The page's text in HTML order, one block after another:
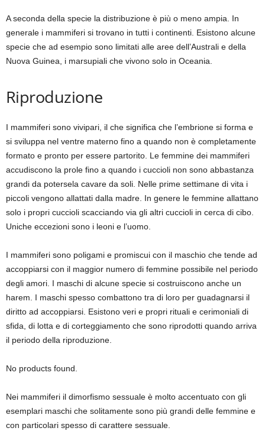
A seconda della specie la distribuzione è più o meno ampia. In
generale i mammiferi si trovano in tutti i continenti. Esistono alcune
specie che ad esempio sono limitati alle aree dell’Australi e della
Nuova Guinea, i marsupiali che vivono solo in Oceania.
Riproduzione
I mammiferi sono vivipari, il che significa che l’embrione si forma e
si sviluppa nel ventre materno fino a quando non è completamente
formato e pronto per essere partorito. Le femmine dei mammiferi
accudiscono la prole fino a quando i cuccioli non sono abbastanza
grandi da potersela cavare da soli. Nelle prime settimane di vita i
piccoli vengono allattati dalla madre. In genere le femmine allattano
solo i propri cuccioli scacciando via gli altri cuccioli in cerca di cibo.
Uniche eccezioni sono i leoni e l’uomo.
I mammiferi sono poligami e promiscui con il maschio che tende ad
accoppiarsi con il maggior numero di femmine possibile nel periodo
degli amori. I maschi di alcune specie si costruiscono anche un
harem. I maschi spesso combattono tra di loro per guadagnarsi il
diritto ad accoppiarsi. Esistono veri e propri rituali e cerimoniali di
sfida, di lotta e di corteggiamento che sono riprodotti quando arriva
il periodo della riproduzione.
No products found.
Nei mammiferi il dimorfismo sessuale è molto accentuato con gli
esemplari maschi che solitamente sono più grandi delle femmine e
con particolari spesso di carattere sessuale.